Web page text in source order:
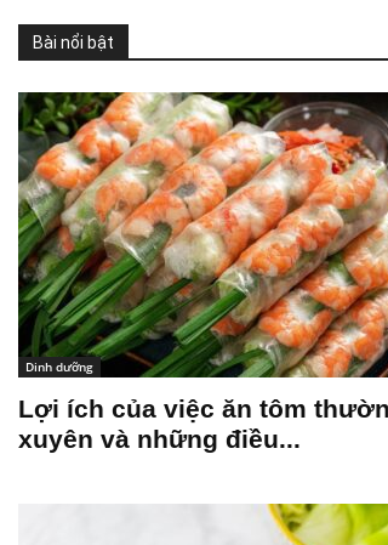
Bài nổi bật
Dinh dưỡng
Lợi ích của việc ăn tôm
xuyên và những điều...